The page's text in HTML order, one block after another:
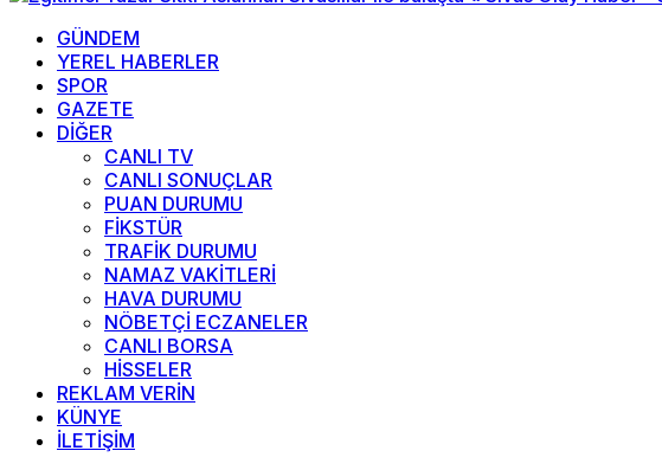
GÜNDEM
YEREL HABERLER
SPOR
GAZETE
DİĞER
CANLI TV
CANLI SONUÇLAR
PUAN DURUMU
FİKSTÜR
TRAFİK DURUMU
NAMAZ VAKİTLERİ
HAVA DURUMU
NÖBETÇİ ECZANELER
CANLI BORSA
HİSSELER
REKLAM VERİN
KÜNYE
İLETİŞİM